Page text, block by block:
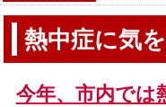
熱中症に気
今年、市内では